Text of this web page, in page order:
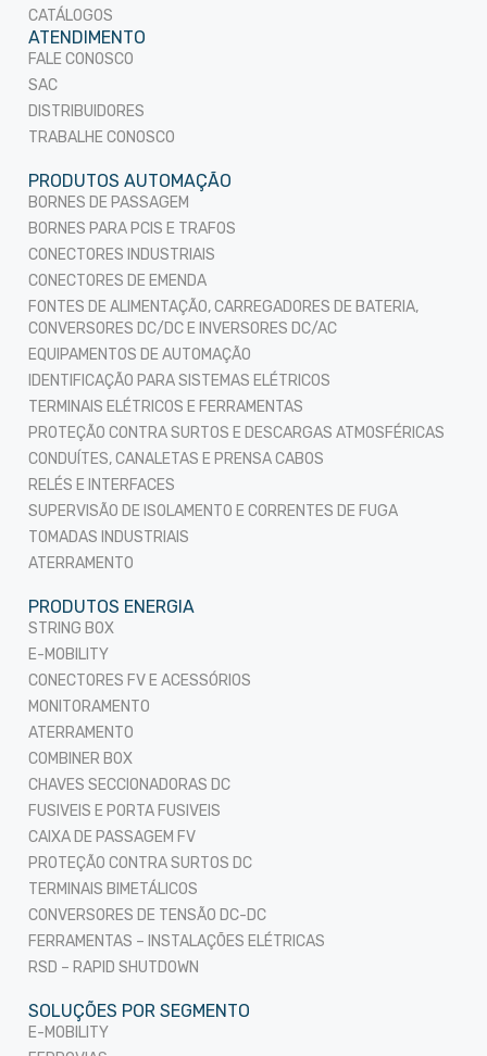
CATÁLOGOS
ATENDIMENTO
FALE CONOSCO
SAC
DISTRIBUIDORES
TRABALHE CONOSCO
PRODUTOS AUTOMAÇÃO
BORNES DE PASSAGEM
BORNES PARA PCIS E TRAFOS
CONECTORES INDUSTRIAIS
CONECTORES DE EMENDA
FONTES DE ALIMENTAÇÃO, CARREGADORES DE BATERIA,
CONVERSORES DC/DC E INVERSORES DC/AC
EQUIPAMENTOS DE AUTOMAÇÃO
IDENTIFICAÇÃO PARA SISTEMAS ELÉTRICOS
TERMINAIS ELÉTRICOS E FERRAMENTAS
PROTEÇÃO CONTRA SURTOS E DESCARGAS ATMOSFÉRICAS
CONDUÍTES, CANALETAS E PRENSA CABOS
RELÉS E INTERFACES
SUPERVISÃO DE ISOLAMENTO E CORRENTES DE FUGA
TOMADAS INDUSTRIAIS
ATERRAMENTO
PRODUTOS ENERGIA
STRING BOX
E-MOBILITY
CONECTORES FV E ACESSÓRIOS
MONITORAMENTO
ATERRAMENTO
COMBINER BOX
CHAVES SECCIONADORAS DC
FUSIVEIS E PORTA FUSIVEIS
CAIXA DE PASSAGEM FV
PROTEÇÃO CONTRA SURTOS DC
TERMINAIS BIMETÁLICOS
CONVERSORES DE TENSÃO DC-DC
FERRAMENTAS – INSTALAÇÕES ELÉTRICAS
RSD – RAPID SHUTDOWN
SOLUÇÕES POR SEGMENTO
E-MOBILITY